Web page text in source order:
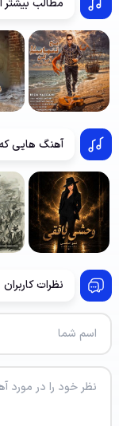
آهنگ هایی
نظرات کاربران